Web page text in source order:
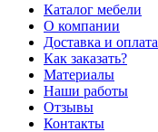
Каталог мебели
О компании
Доставка и оплата
Как заказать?
Материалы
Наши работы
Отзывы
Контакты